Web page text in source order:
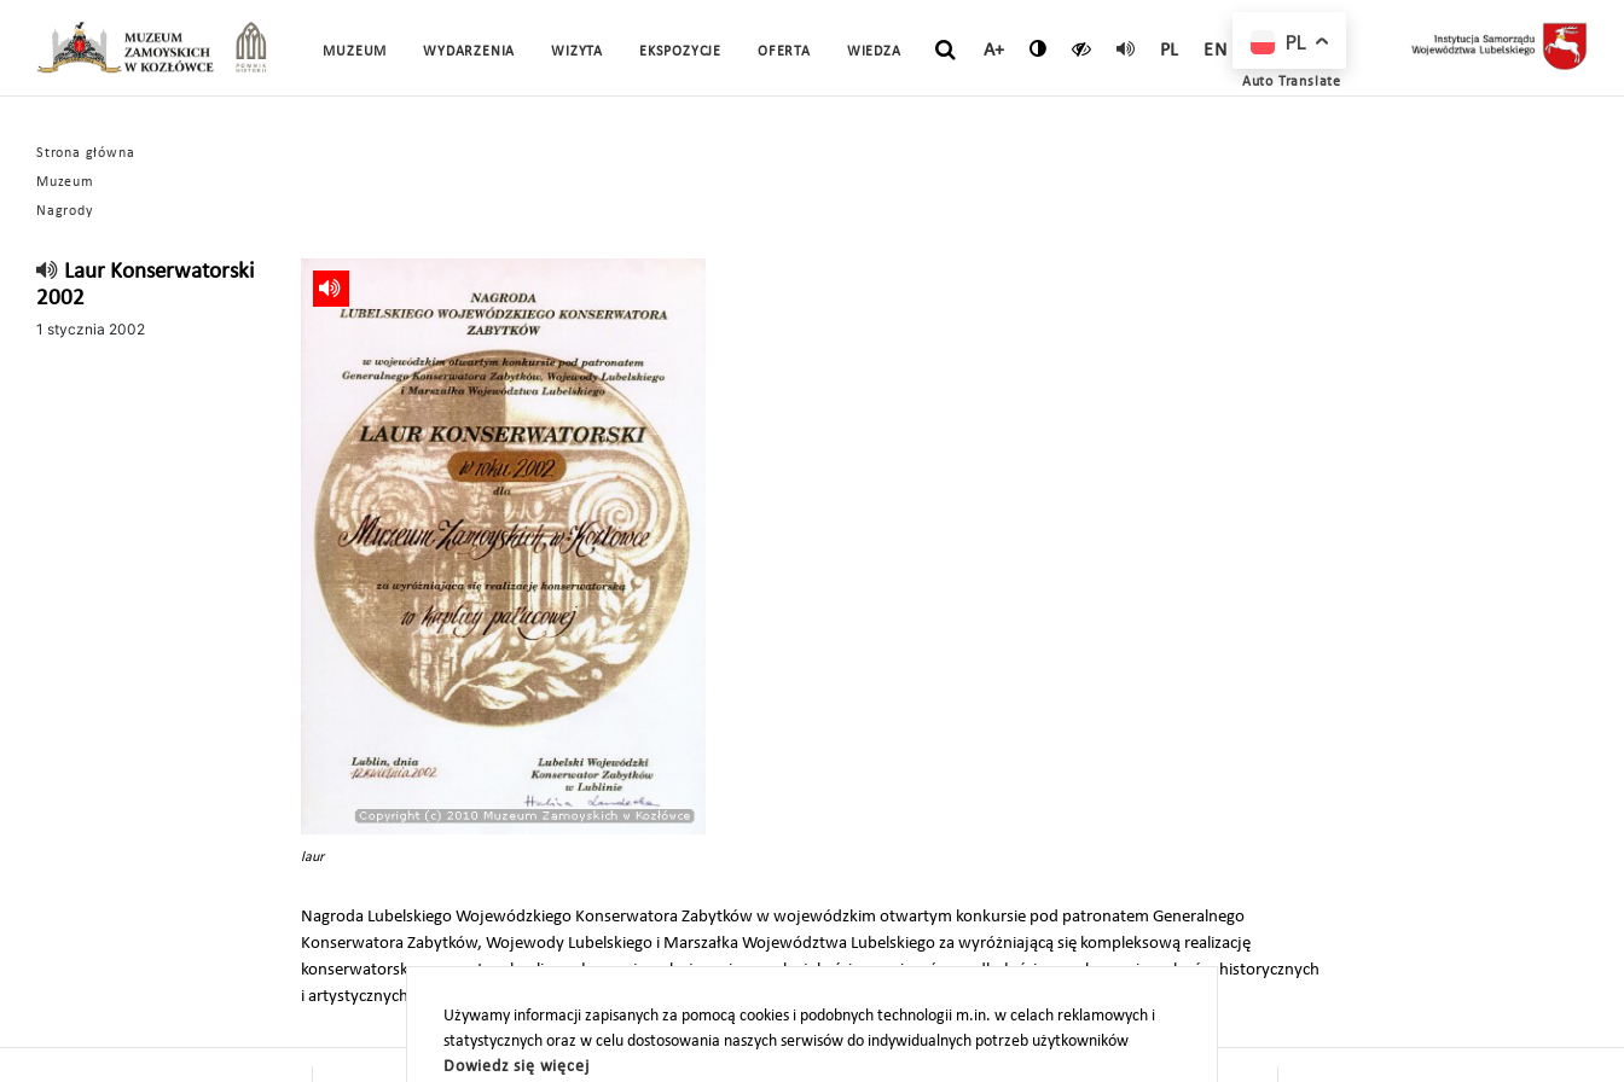
MUZEUM WYDARZENIA WIZYTA EKSPOZYCJE OFERTA WIEDZA A+ PL EN
Strona główna
Muzeum
Nagrody
Laur Konserwatorski
2002
1 stycznia 2002
laur
Nagroda Lubelskiego Wojewódzkiego Konserwatora Zabytków w wojewódzkim otwartym konkursie pod patronatem Generalnego
Konserwatora Zabytków, Wojewody Lubelskiego i Marszałka Województwa Lubelskiego za wyróżniającą się kompleksową realizację
konserwatorską we wnętrzu kaplicy pałacowej, cechującą się wysoką jakością rozwiązań oraz dbałością o zachowanie walorów historycznych
i artystycznych.
Używamy informacji zapisanych za pomocą cookies i podobnych technologii m.in. w celach reklamowych i
statystycznych oraz w celu dostosowania naszych serwisów do indywidualnych potrzeb użytkowników
Dowiedz się więcej
PL
Auto Translate